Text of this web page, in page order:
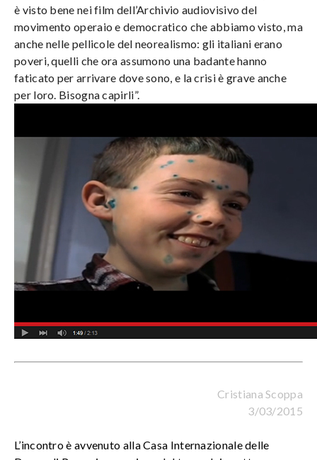
è visto bene nei film dell’Archivio audiovisivo del
movimento operaio e democratico che abbiamo visto, ma
anche nelle pellicole del neorealismo: gli italiani erano
poveri, quelli che ora assumono una badante hanno
faticato per arrivare dove sono, e la crisi è grave anche
per loro. Bisogna capirli”.
Cristiana Scoppa
3/03/2015
L’incontro è avvenuto alla Casa Internazionale delle